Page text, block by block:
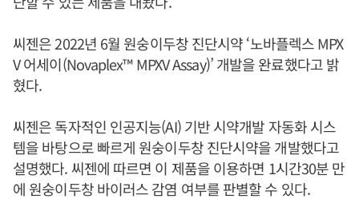
씨젠은 2022년 6월 원숭이두창 진단시약 ‘노바플렉스 MPX
V 어세이(Novaplex™ MPXV Assay)’ 개발을 완료했다고 밝
혔다.
씨젠은 독자적인 인공지능(AI) 기반 시약개발 자동화 시스
템을 바탕으로 빠르게 원숭이두창 진단시약을 개발했다고
설명했다. 씨젠에 따르면 이 제품을 이용하면 1시간30분 만
에 원숭이두창 바이러스 감염 여부를 판별할 수 있다.